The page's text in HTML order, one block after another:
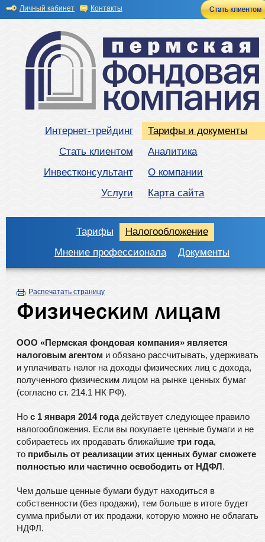
Личный кабинет Контакты
Интернет-трейдинг
Стать клиентом
Инвестконсультант
Услуги
Тарифы и документы
Аналитика
О компании
Карта сайта
Тарифы
Налогообложение
Мнение профессионала
Документы
Распечатать страницу
Физическим лицам
ООО «Пермская фондовая компания» является
налоговым агентом и обязано рассчитывать, удерживать
и уплачивать налог на доходы физических лиц с дохода,
полученного физическим лицом на рынке ценных бумаг
(согласно ст. 214.1 НК РФ).
Нос 1 января 2014 годадействует следующее правило
налогообложения. Если вы покупаете ценные бумаги и не
собираетесь их продавать ближайшиетри года,
то прибыль от реализации этих ценных бумаг сможете
полностью или частично освободить от НДФЛ.
Чем дольше ценные бумаги будут находиться в
собственности (без продажи), тем больше в итоге будет
сумма прибыли от их продажи, которую можно не облагать
НДФЛ.